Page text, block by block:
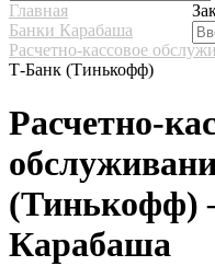
Главная
Банки Карабаша
Расчетно-кассовое
Т-Банк (Тинькофф)
Расчетно-
(Тинькофф)
Карабаша